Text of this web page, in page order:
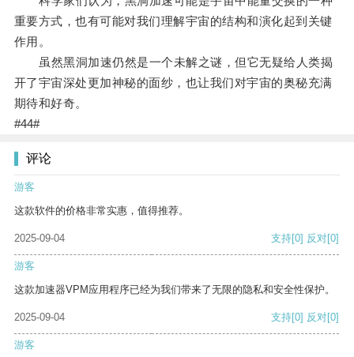
重要方式，也有可能对我们理解宇宙的结构和演化起到关键
作用。
虽然黑洞加速仍然是一个未解之谜，但它无疑给人类揭
开了宇宙深处更加神秘的面纱，也让我们对宇宙的奥秘充满
期待和好奇。
#44#
评论
游客
这款软件的价格非常实惠，值得推荐。
2025-09-04 支持[0] 反对[0]
游客
这款加速器VPM应用程序已经为我们带来了无限的隐私和安全性保护。
2025-09-04 支持[0] 反对[0]
游客